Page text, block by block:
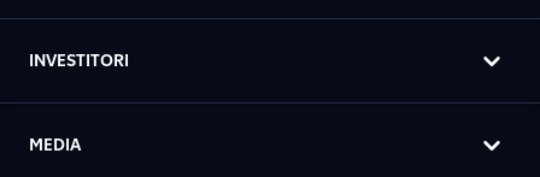
INVESTITORI
MEDIA